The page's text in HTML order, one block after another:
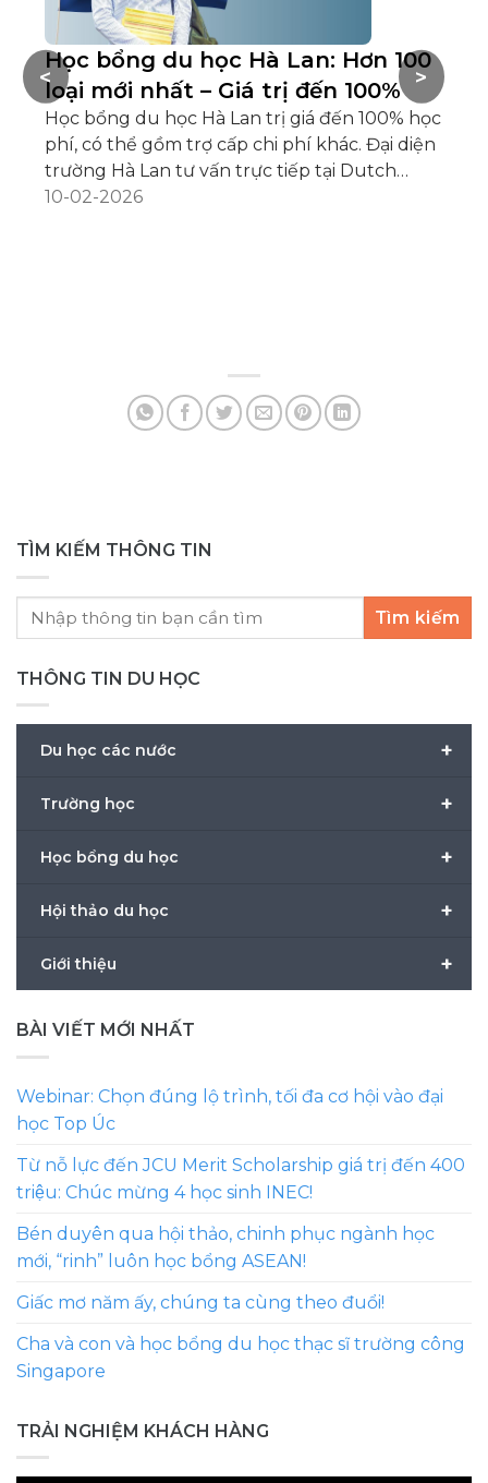
Học bổng du học Hà Lan: Hơn 100
loại mới nhất – Giá trị đến 100%
Học bổng du học Hà Lan trị giá đến 100% học
phí, có thể gồm trợ cấp chi phí khác. Đại diện
trường Hà Lan tư vấn trực tiếp tại Dutch
Placement Day 2025 ngày 28/02 tại Hà Nội,
10-02-2026
>
<
TÌM KIẾM THÔNG TIN
Tìm kiếm
THÔNG TIN DU HỌC
+
Du học các nước
+
Trường học
+
Học bổng du học
+
Hội thảo du học
+
Giới thiệu
BÀI VIẾT MỚI NHẤT
Webinar: Chọn đúng lộ trình, tối đa cơ hội vào đại
học Top Úc
Từ nỗ lực đến JCU Merit Scholarship giá trị đến 400
triệu: Chúc mừng 4 học sinh INEC!
Bén duyên qua hội thảo, chinh phục ngành học
mới, “rinh” luôn học bổng ASEAN!
Giấc mơ năm ấy, chúng ta cùng theo đuổi!
Cha và con và học bổng du học thạc sĩ trường công
Singapore
TRẢI NGHIỆM KHÁCH HÀNG